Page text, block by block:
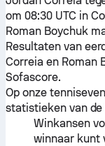
om 08:30 UTC in
Roman Boychuk
Resultaten van
Correia en Roman
Sofascore.
Op onze
statistieken van de
Winkansen
winnaar kunt